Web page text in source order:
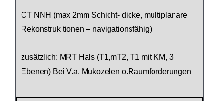
CT NNH (max 2mm Schicht- dicke, multiplanare
Rekonstruk tionen – navigationsfähig)
zusätzlich: MRT Hals (T1,mT2, T1 mit KM, 3
Ebenen) Bei V.a. Mukozelen o.Raumforderungen